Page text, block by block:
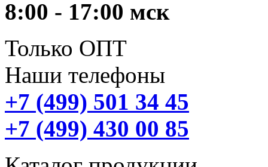
8:00 - 17:00 мск
Только ОПТ
Наши телефоны
+7 (499) 501 34 45
+7 (499) 430 00 85